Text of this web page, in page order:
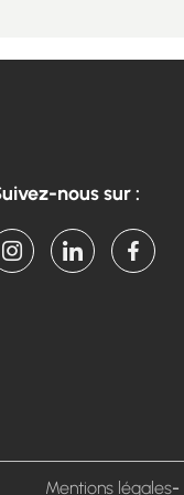
nous sur :
Mentions légales